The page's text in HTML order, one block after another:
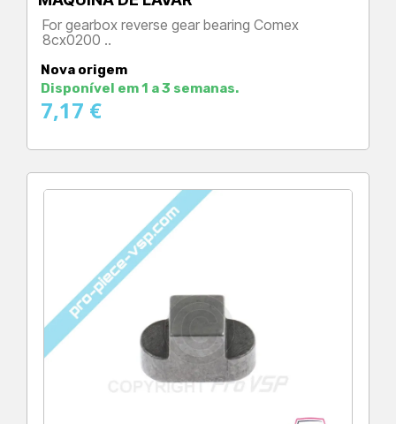
For gearbox reverse gear bearing Comex
8cx0200 ..
Nova origem
Disponível em 1 a 3 semanas.
7,17 €